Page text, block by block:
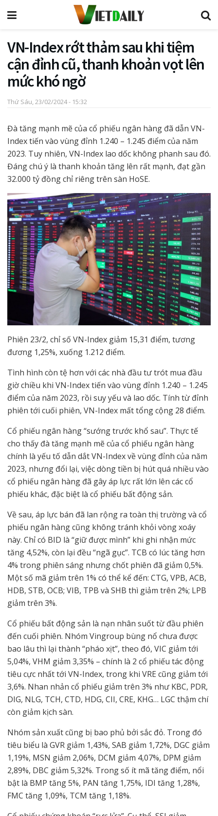
VN-Index rớt thảm sau khi tiệm
cận đỉnh cũ, thanh khoản vọt lên
mức khó ngờ
Thứ Sáu, 23/02/2024 - 15:32
Đà tăng mạnh mẽ của cổ phiếu ngân hàng đã dẫn VN-
Index tiến vào vùng đỉnh 1.240 – 1.245 điểm của năm
2023. Tuy nhiên, VN-Index lao dốc không phanh sau đó.
Đáng chú ý là thanh khoản tăng lên rất mạnh, đạt gần
32.000 tỷ đồng chỉ riêng trên sàn HoSE.
Phiên 23/2, chỉ số VN-Index giảm 15,31 điểm, tương
đương 1,25%, xuống 1.212 điểm.
Tình hình còn tệ hơn với các nhà đầu tư trót mua đầu
giờ chiều khi VN-Index tiến vào vùng đỉnh 1.240 – 1.245
điểm của năm 2023, rồi suy yếu và lao dốc. Tính từ đỉnh
phiên tới cuối phiên, VN-Index mất tổng cộng 28 điểm.
Cổ phiếu ngân hàng “sướng trước khổ sau”. Thực tế
cho thấy đà tăng mạnh mẽ của cổ phiếu ngân hàng
chính là yếu tố dẫn dắt VN-Index về vùng đỉnh của năm
2023, nhưng đổi lại, việc dòng tiền bị hút quá nhiều vào
cổ phiếu ngân hàng đã gây áp lực rất lớn lên các cổ
phiếu khác, đặc biệt là cổ phiếu bất động sản.
Về sau, áp lực bán đã lan rộng ra toàn thị trường và cổ
phiếu ngân hàng cũng không tránh khỏi vòng xoáy
này. Chỉ có BID là “giữ được mình” khi ghi nhận mức
tăng 4,52%, còn lại đều “ngã gục”. TCB có lúc tăng hơn
4% trong phiên sáng nhưng chốt phiên đã giảm 0,5%.
Một số mã giảm trên 1% có thể kể đến: CTG, VPB, ACB,
HDB, STB, OCB; VIB, TPB và SHB thì giảm trên 2%; LPB
giảm trên 3%.
Cổ phiếu bất động sản là nạn nhân suốt từ đầu phiên
đến cuối phiên. Nhóm Vingroup bùng nổ chưa được
bao lâu thì lại thành “pháo xịt”, theo đó, VIC giảm tới
5,04%, VHM giảm 3,35% – chính là 2 cổ phiếu tác động
tiêu cực nhất tới VN-Index, trong khi VRE cũng giảm tới
3,6%. Nhan nhản cổ phiếu giảm trên 3% như KBC, PDR,
DIG, NLG, TCH, CTD, HDG, CII, CRE, KHG… LGC thậm chí
còn giảm kịch sàn.
Nhóm sản xuất cũng bị bao phủ bởi sắc đỏ. Trong đó
tiêu biểu là GVR giảm 1,43%, SAB giảm 1,72%, DGC giảm
1,19%, MSN giảm 2,06%, DCM giảm 4,07%, DPM giảm
2,89%, DBC giảm 5,32%. Trong số ít mã tăng điểm, nổi
bật là BMP tăng 5%, PAN tăng 1,75%, IDI tăng 1,28%,
FMC tăng 1,09%, TCM tăng 1,18%.